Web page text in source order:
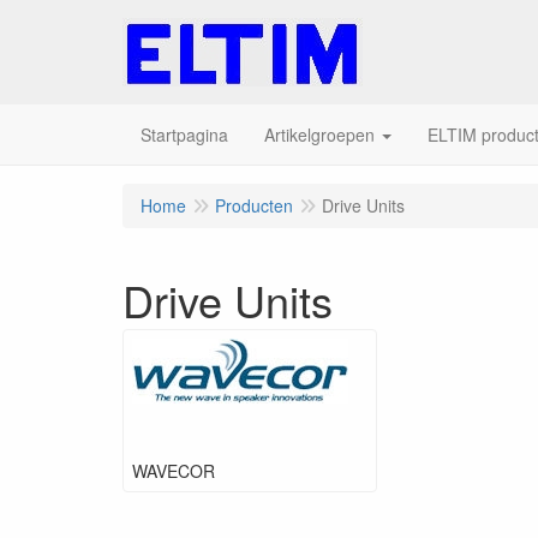
Startpagina Artikelgroepen ELTIM
Home Producten Drive Units
Drive Units
WAVECOR